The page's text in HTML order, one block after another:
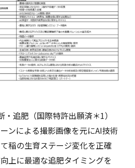
追肥（国際特許出願済＊1）
ンによる撮影画像を元にAI技術
て稲の生育ステージ変化を正確
上に最適な追肥タイミングを